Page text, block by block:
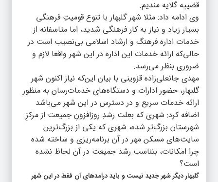
قضییه گلایه مندیم.
وی ادامه داد: مثلا شهر گلبهار با تنوع قومیتِ فرهنگی
بسیار زیاد و نیاز به کار فرهنگی شدید، اما متاسفانه از
خدمات اداره فرهنگ و ارشاد اسلامی بی‌نصیب است در
حالی‌که ارائه خدمات این اداره در این شهر واقعا لازم و
ضروری بنظر می‌رسد.
مهدی جانعلی‌زاده قزوینی با بیان این‌که نیاز اکنون شهر
گلبهار، حضور ادارات و دستگاه‌های خدمات‌رسان به منظور
ارائه خدمات سریع‌ و در دسترس در این شهر می‌باشد
اضافه کرد: شهری که بعلت رشدِ روزافزونِ جمیعت از مرکزِ
شهرستان بزرگ‌تر شده، شهری که یکی از بزرگ‌ترین
سایت‌های مسکن مهر در آن برنامه‌ریزی و ساخته شده
چرا امکانات، بتناسب رشد جمیعت در آن لحاظ نشده
است؟
گلبهار دیگر شهر جدید نیست و باید درآمدهای آن فقط در این شهر